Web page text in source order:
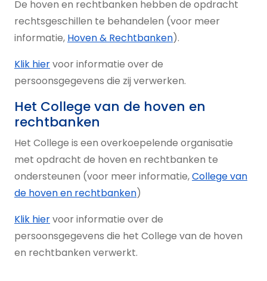
De hoven en rechtbanken hebben de opdracht
rechtsgeschillen te behandelen (voor meer
informatie, Hoven & Rechtbanken).
Klik hiervoor informatie over de
persoonsgegevens die zij verwerken.
Het College van de hoven en
rechtbanken
Het College is een overkoepelende organisatie
met opdracht de hoven en rechtbanken te
ondersteunen (voor meer informatie,College van
de hoven en rechtbanken)
Klik hiervoor informatie over de
persoonsgegevens die het College van de hoven
en rechtbanken verwerkt.